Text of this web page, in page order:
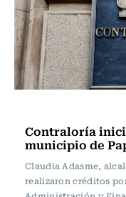
Contraloría
municipio de
Claudia Adasme,
realizaron créditos